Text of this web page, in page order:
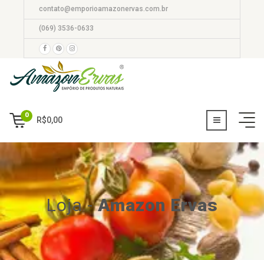
contato@emporioamazonervas.com.br
(069) 3536-0633
0
R$0,00
Loja -Amazon Ervas